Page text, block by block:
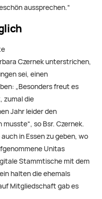
aussprechen.“
Czernek unterstrichen,
sei, einen
„Besonders freut es
zumal die
Jahr leider den
so Bsr. Czernek.
in Essen zu geben, wo
Unitas
Stammtische mit dem
halten die ehemals
Mitgliedschaft gab es